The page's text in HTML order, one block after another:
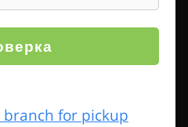
branch for pickup